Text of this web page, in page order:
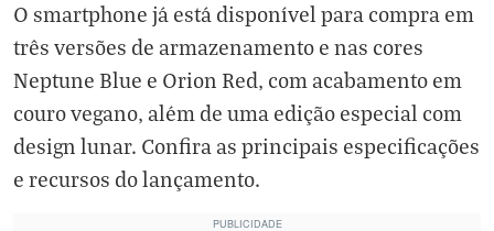
O smartphone já está disponível para compra em
três versões de armazenamento e nas cores
Neptune Blue e Orion Red, com acabamento em
couro vegano, além de uma edição especial com
design lunar. Confira as principais especificações
e recursos do lançamento.